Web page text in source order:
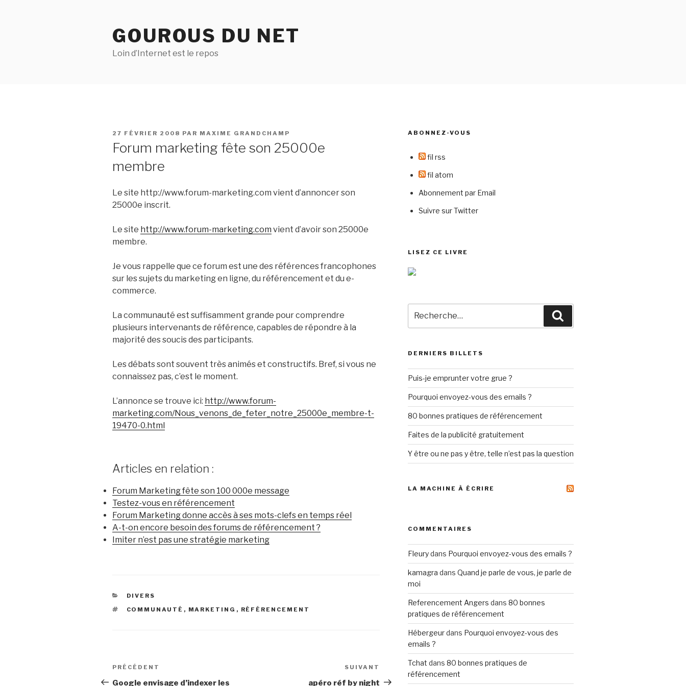
GOUROUS DU NET
Loin d’Internet est le repos
PUBLIÉ
27 FÉVRIER 2008 PAR MAXIME GRANDCHAMP
Forum marketing fête son 25000e
membre
Le site http://www.forum-marketing.com vient d’annoncer son
25000e inscrit.
Le site http://www.forum-marketing.com vient d’avoir son 25000e
membre.
Je vous rappelle que ce forum est une des références francophones
sur les sujets du marketing en ligne, du référencement et du e-
commerce.
La communauté est suffisamment grande pour comprendre
plusieurs intervenants de référence, capables de répondre à la
majorité des soucis des participants.
Les débats sont souvent très animés et constructifs. Bref, si vous ne
connaissez pas, c’est le moment.
L’annonce se trouve ici: http://www.forum-
marketing.com/Nous_venons_de_feter_notre_25000e_membre-t-
19470-0.html
Articles en relation :
Forum Marketing fête son 100 000e message
Testez-vous en référencement
Forum Marketing donne accès à ses mots-clefs en temps réel
A-t-on encore besoin des forums de référencement ?
Imiter n’est pas une stratégie marketing
CATÉGORIES
DIVERS
ÉTIQUETTES
COMMUNAUTÉ , MARKETING , RÉFÉRENCEMENT
Navigation
de
Article
précédent
PRÉCÉDENT
Google envisage d’indexer les
suivant
SUIVANT
apéro réf by night
ABONNEZ-VOUS
fil rss
fil atom
Abonnement par Email
Suivre sur Twitter
LISEZ CE LIVRE
pour
:
DERNIERS BILLETS
Puis-je emprunter votre grue ?
Pourquoi envoyez-vous des emails ?
80 bonnes pratiques de référencement
Faites de la publicité gratuitement
Y être ou ne pas y être, telle n’est pas la question
LA MACHINE À ÉCRIRE
COMMENTAIRES
Fleurydans Pourquoi envoyez-vous des emails ?
kamagra dans Quand je parle de vous, je parle de
moi
Referencement Angers dans 80 bonnes
pratiques de référencement
Hébergeurdans Pourquoi envoyez-vous des
emails ?
Tchat dans 80 bonnes pratiques de
référencement